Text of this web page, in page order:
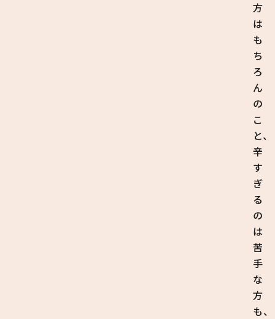
方
は
も
ち
ろ
ん
の
こ
と、
辛
す
ぎ
る
の
は
苦
手
な
方
も、